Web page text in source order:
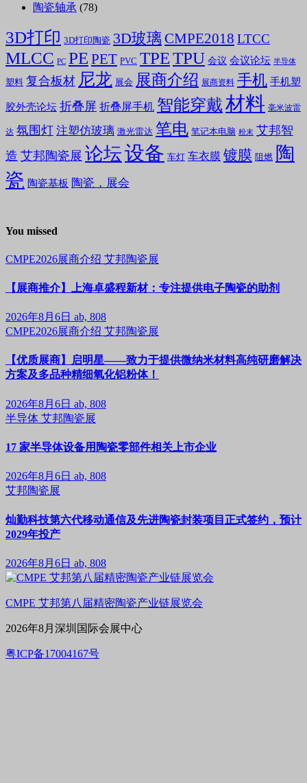
陶瓷轴承 (78)
3D打印 3D打印陶瓷 3D玻璃 CMPE2018 LTCC
MLCC PC PE PET PVC TPETPU 会议 会议论坛 半导体
塑料 复合板材 尼龙 展会 展商介绍 展商资料 手机 手机塑
胶外壳论坛 折叠屏 折叠屏手机 智能穿戴材料 毫米波雷
达 氛围灯 注塑仿玻璃 激光雷达 笔电 笔记本电脑 粉末 艾邦智
造 艾邦陶瓷展 论坛设备 车灯 车衣膜 镀膜 阻燃 陶
瓷 陶瓷基板 陶瓷，展会
You missed
CMPE2026展商介绍 艾邦陶瓷展
【展商推介】上海卓盛程新材：专注提供电子陶瓷的助剂
2026年8月6日 ab, 808
CMPE2026展商介绍 艾邦陶瓷展
【优质展商】启明星——致力于提供微纳米材料高纯研磨解决
方案及多品种精细氧化铝粉体！
2026年8月6日 ab, 808
半导体 艾邦陶瓷展
17 家半导体设备用陶瓷零部件相关上市企业
2026年8月6日 ab, 808
艾邦陶瓷展
灿勤科技第六代移动通信及先进陶瓷封装项目正式签约，预计
2029年投产
2026年8月6日 ab, 808
CMPE 艾邦第八届精密陶瓷产业链展览会
2026年8月深圳国际会展中心
粤ICP备17004167号